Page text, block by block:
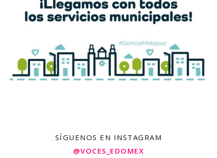
SÍGUENOS EN INSTAGRAM
@VOCES_EDOMEX